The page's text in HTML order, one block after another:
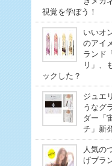
視覚を学ぼう！
いいオ
のアイ
ランド
リ」、
ックした？
ジュエ
うなグ
ダー「
チ」新
人気の
げブラ